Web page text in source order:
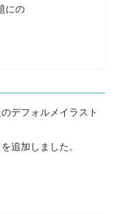
にの
デフォルメイラスト
追加しました。